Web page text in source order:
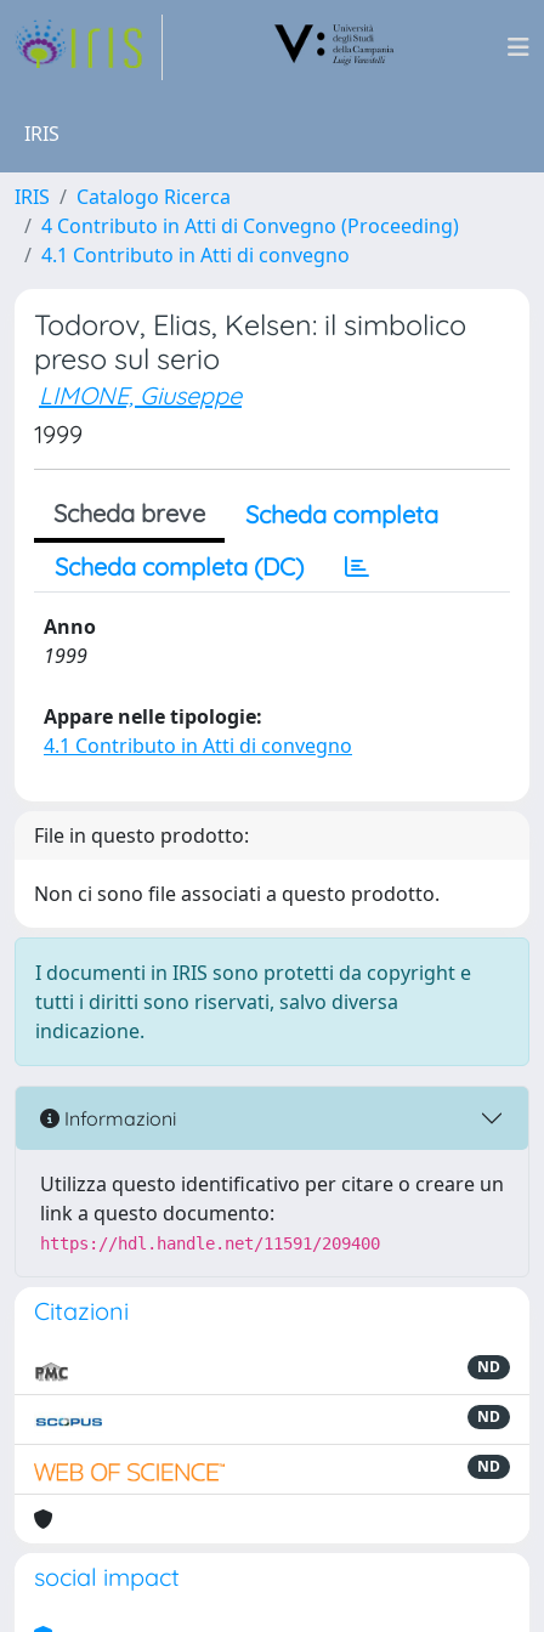
IRIS
IRIS
Catalogo Ricerca
4 Contributo in Atti di Convegno (Proceeding)
4.1 Contributo in Atti di convegno
Todorov, Elias, Kelsen: il simbolico
preso sul serio
LIMONE, Giuseppe
1999
Scheda breve
Scheda completa
Scheda completa (DC)
Anno
1999
Appare nelle tipologie:
4.1 Contributo in Atti di convegno
File in questo prodotto:
Non ci sono file associati a questo prodotto.
I documenti in IRIS sono protetti da copyright e
tutti i diritti sono riservati, salvo diversa
indicazione.
Informazioni
Utilizza questo identificativo per citare o creare un
link a questo documento:
https://hdl.handle.net/11591/209400
Citazioni
ND
ND
ND
social impact